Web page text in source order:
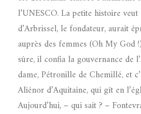
l’UNESCO. La petite histoire
d’Arbrissel, le fondateur, aurait
auprès des femmes (Oh My God
sûre, il confia la gouvernance de
dame, Pétronille de Chemillé, et
Aliénor d’Aquitaine, qui gît en
Aujourd’hui, – qui sait ? –